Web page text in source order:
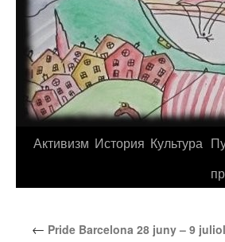
Активизм История Культура
← Pride Barcelona 28 juny – 9